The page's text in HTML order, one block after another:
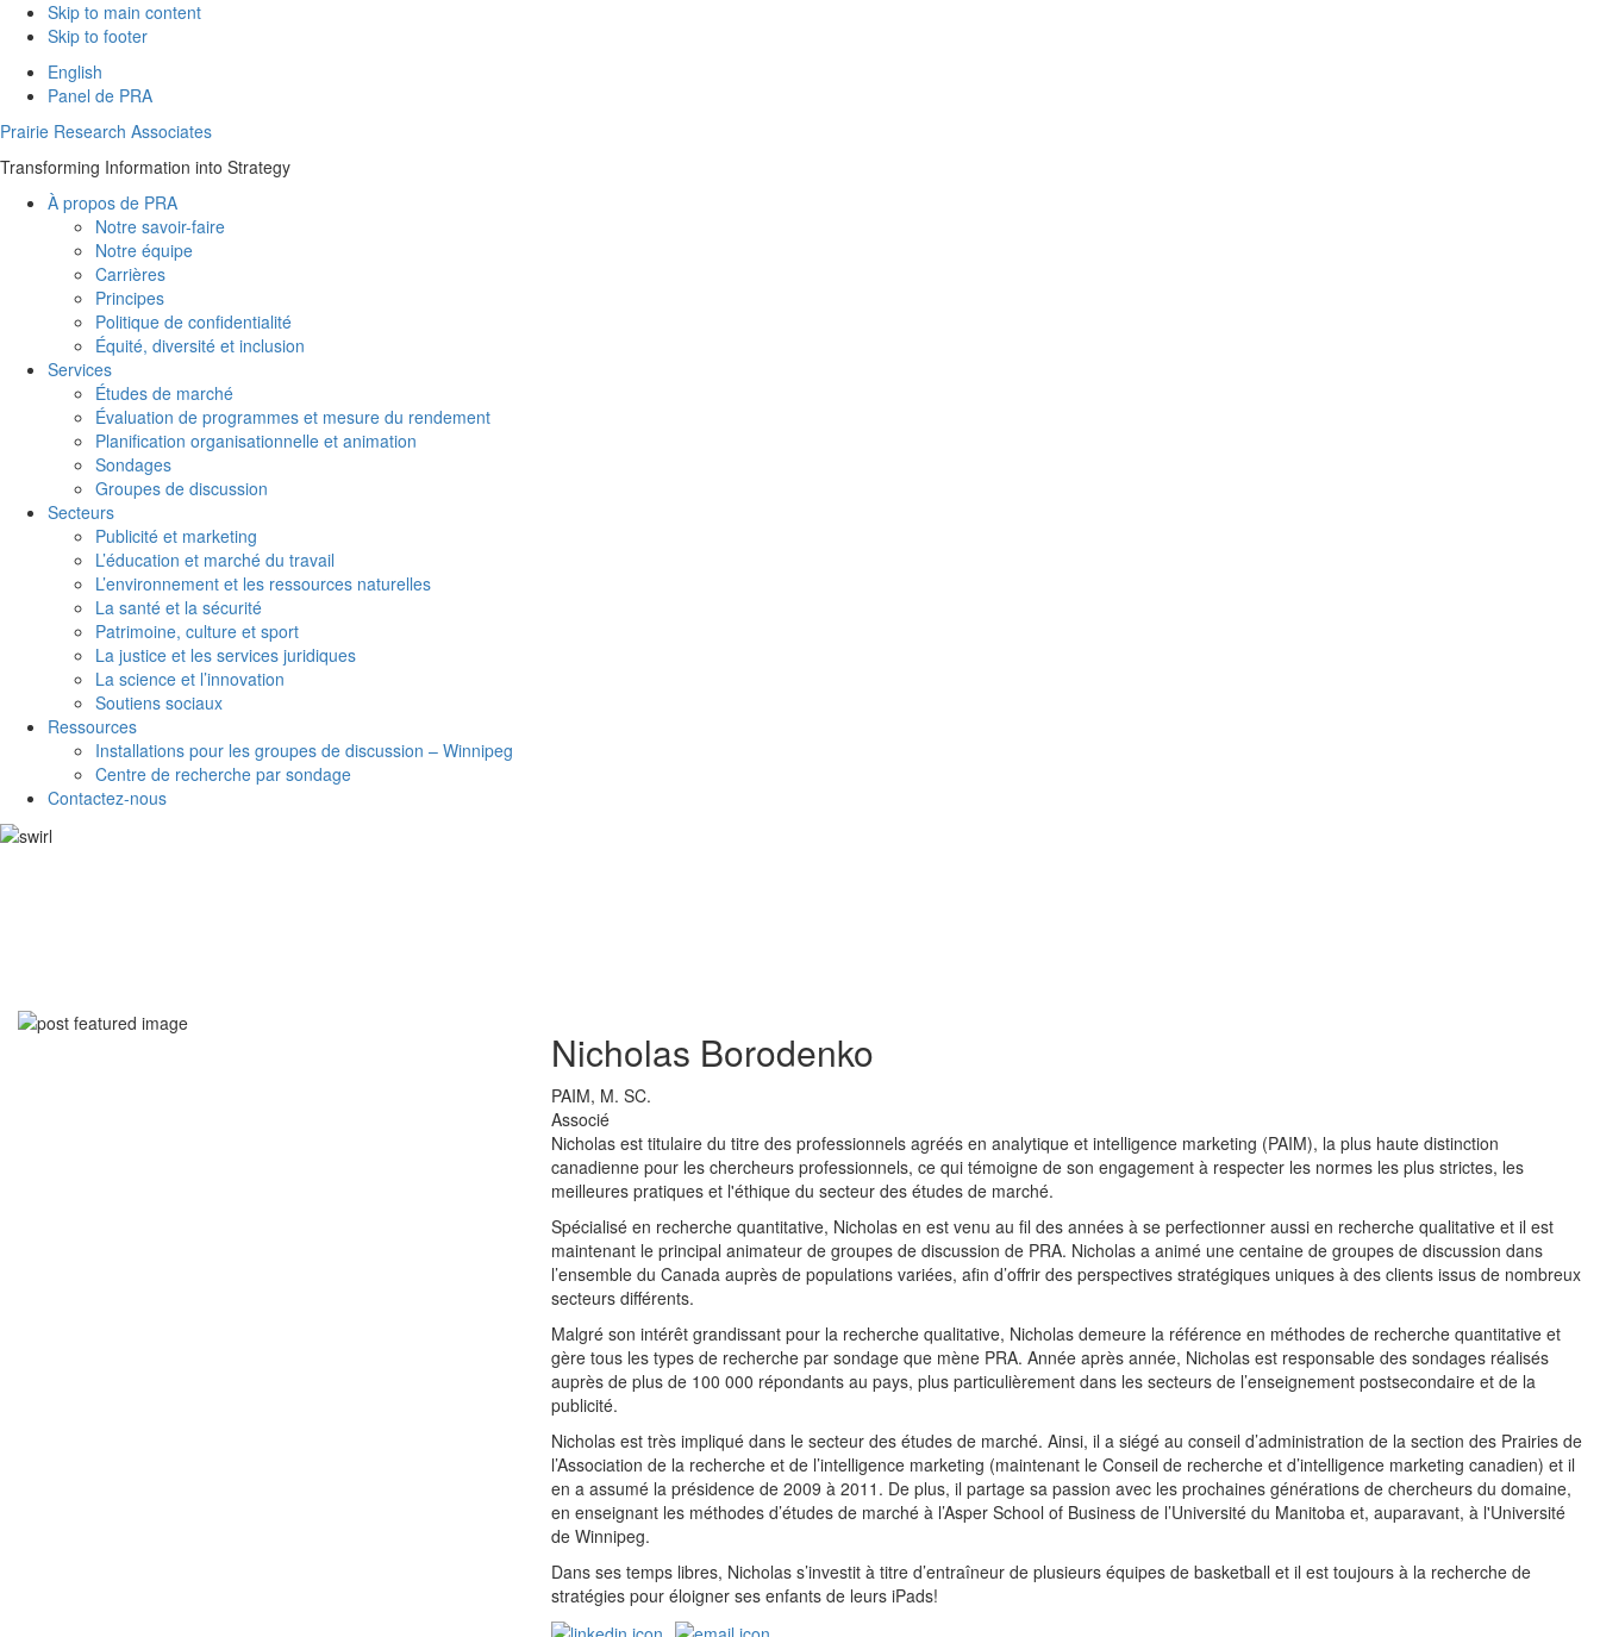
Skip to main content
Skip to footer
English
Panel de PRA
Prairie Research Associates
Transforming Information into Strategy
À propos de PRA
Notre savoir-faire
Notre équipe
Carrières
Principes
Politique de confidentialité
Équité, diversité et inclusion
Services
Études de marché
Évaluation de programmes et mesure du rendement
Planification organisationnelle et animation
Sondages
Groupes de discussion
Secteurs
Publicité et marketing
L’éducation et marché du travail
L’environnement et les ressources naturelles
La santé et la sécurité
Patrimoine, culture et sport
La justice et les services juridiques
La science et l’innovation
Soutiens sociaux
Ressources
Installations pour les groupes de discussion – Winnipeg
Centre de recherche par sondage
Contactez-nous
Nicholas Borodenko
PAIM, M. SC.
Associé
Nicholas est titulaire du titre des professionnels agréés en analytique et intelligence marketing (PAIM), la plus haute distinction
canadienne pour les chercheurs professionnels, ce qui témoigne de son engagement à respecter les normes les plus strictes, les
meilleures pratiques et l'éthique du secteur des études de marché.
Spécialisé en recherche quantitative, Nicholas en est venu au fil des années à se perfectionner aussi en recherche qualitative et il est
maintenant le principal animateur de groupes de discussion de PRA. Nicholas a animé une centaine de groupes de discussion dans
l’ensemble du Canada auprès de populations variées, afin d’offrir des perspectives stratégiques uniques à des clients issus de nombreux
secteurs différents.
Malgré son intérêt grandissant pour la recherche qualitative, Nicholas demeure la référence en méthodes de recherche quantitative et
gère tous les types de recherche par sondage que mène PRA. Année après année, Nicholas est responsable des sondages réalisés
auprès de plus de 100 000 répondants au pays, plus particulièrement dans les secteurs de l’enseignement postsecondaire et de la
publicité.
Nicholas est très impliqué dans le secteur des études de marché. Ainsi, il a siégé au conseil d’administration de la section des Prairies de
l’Association de la recherche et de l’intelligence marketing (maintenant le Conseil de recherche et d’intelligence marketing canadien) et il
en a assumé la présidence de 2009 à 2011. De plus, il partage sa passion avec les prochaines générations de chercheurs du domaine,
en enseignant les méthodes d’études de marché à l’Asper School of Business de l’Université du Manitoba et, auparavant, à l'Université
de Winnipeg.
Dans ses temps libres, Nicholas s’investit à titre d’entraîneur de plusieurs équipes de basketball et il est toujours à la recherche de
stratégies pour éloigner ses enfants de leurs iPads!